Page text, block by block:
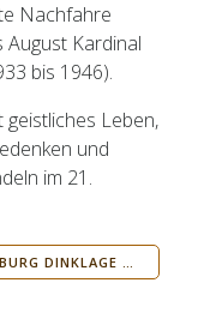
Nachfahre
August Kardinal
bis 1946).
Leben,
und
im 21.
DINKLAGE …